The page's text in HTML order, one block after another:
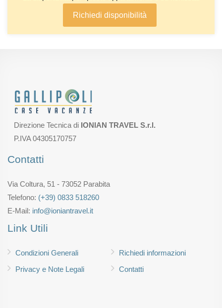
Richiedi disponibilità
Direzione Tecnica di IONIAN TRAVEL S.r.l.
P.IVA 04305170757
Contatti
Via Coltura, 51 - 73052 Parabita
Telefono: (+39) 0833 518260
E-Mail: info@ioniantravel.it
Link Utili
Condizioni Generali
Privacy e Note Legali
Richiedi informazioni
Contatti